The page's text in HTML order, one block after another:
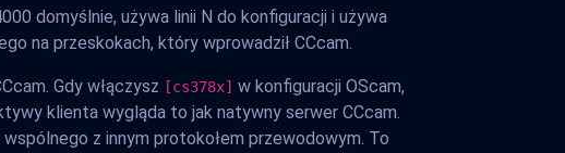
domyślnie, używa linii N do konfiguracji i używa
na przeskokach, który wprowadził CCcam.
Gdy włączysz [cs378x] w konfiguracji OScam,
klienta wygląda to jak natywny serwer CCcam.
z innym protokołem przewodowym. To